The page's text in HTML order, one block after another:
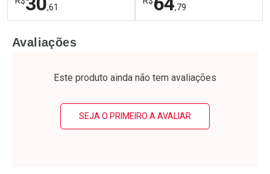
,61
Laboratório
Por Menos
,79
Laboratório
Por Menos
Avaliações
Este produto ainda não tem avaliações
SEJA O PRIMEIRO A AVALIAR